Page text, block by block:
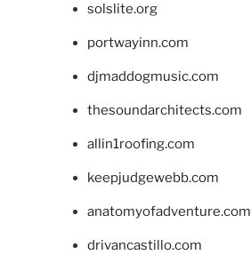
solslite.org
portwayinn.com
djmaddogmusic.com
thesoundarchitects.com
allin1roofing.com
keepjudgewebb.com
anatomyofadventure.com
drivancastillo.com